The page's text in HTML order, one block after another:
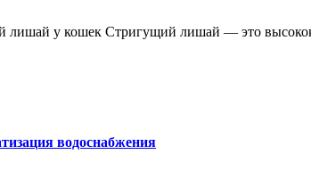
лишай у кошек Стригущий лишай — это
водоснабжения